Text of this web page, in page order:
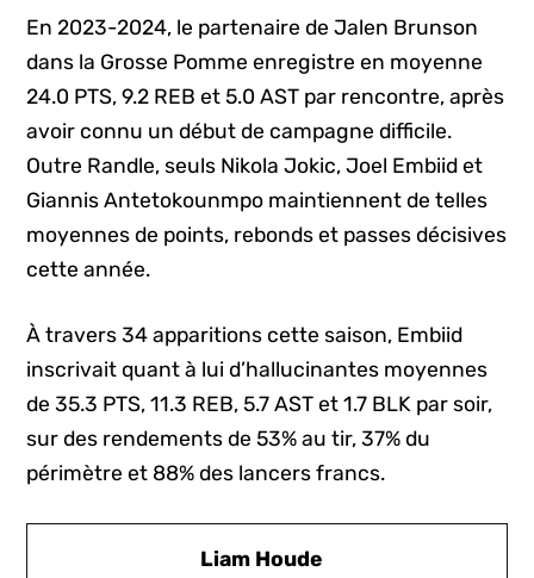
En 2023-2024, le partenaire de Jalen Brunson
dans la Grosse Pomme enregistre en moyenne
24.0 PTS, 9.2 REB et 5.0 AST par rencontre, après
avoir connu un début de campagne difficile.
Outre Randle, seuls Nikola Jokic, Joel Embiid et
Giannis Antetokounmpo maintiennent de telles
moyennes de points, rebonds et passes décisives
cette année.
À travers 34 apparitions cette saison, Embiid
inscrivait quant à lui d’hallucinantes moyennes
de 35.3 PTS, 11.3 REB, 5.7 AST et 1.7 BLK par soir,
sur des rendements de 53% au tir, 37% du
périmètre et 88% des lancers francs.
Liam Houde